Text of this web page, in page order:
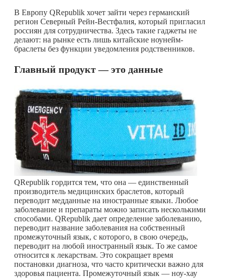
В Европу QRepublik хочет зайти через германский
регион Северный Рейн-Вестфалия, который пригласил
россиян для сотрудничества. Здесь такие гаджеты не
делают: на рынке есть лишь китайские ноунейм-
браслеты без функции уведомления родственников.
Главный продукт — это данные
QRepublik гордится тем, что она — единственный
производитель медицинских браслетов, который
переводит медданные на иностранные языки. Любое
заболевание и препараты можно записать несколькими
способами. QRepublik дает определение заболеванию,
переводит название заболевания на собственный
промежуточный язык, с которого, в свою очередь,
переводит на любой иностранный язык. То же самое
относится к лекарствам. Это сокращает время
постановки диагноза, что часто критически важно для
здоровья пациента. Промежуточный язык — ноу-хау